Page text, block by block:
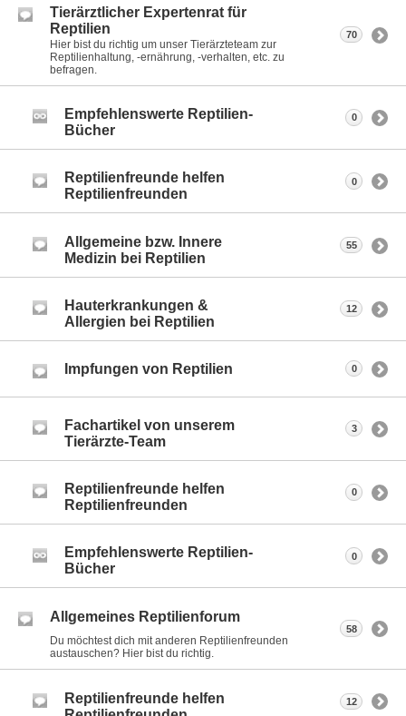
Tierärztlicher Expertenrat für
Reptilien
Hier bist du richtig um unser Tierärzteteam zur
Reptilienhaltung, -ernährung, -verhalten, etc. zu
befragen.
70
Empfehlenswerte Reptilien-
Bücher
0
Reptilienfreunde helfen
Reptilienfreunden
0
Allgemeine bzw. Innere
Medizin bei Reptilien
55
Hauterkrankungen &
Allergien bei Reptilien
12
Impfungen von Reptilien 0
Fachartikel von unserem
Tierärzte-Team
3
Reptilienfreunde helfen
Reptilienfreunden
0
Empfehlenswerte Reptilien-
Bücher
0
Allgemeines Reptilienforum
Du möchtest dich mit anderen Reptilienfreunden
austauschen? Hier bist du richtig.
58
Reptilienfreunde helfen
12